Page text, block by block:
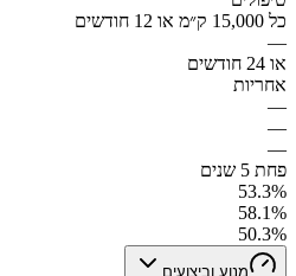
כל 15,000 ק״מ או 12 חודשים
—
או 24 חודשים
אחריות
—
—
—
פחת 5 שנים
53.3%
58.1%
50.3%
מנוע וביצועים